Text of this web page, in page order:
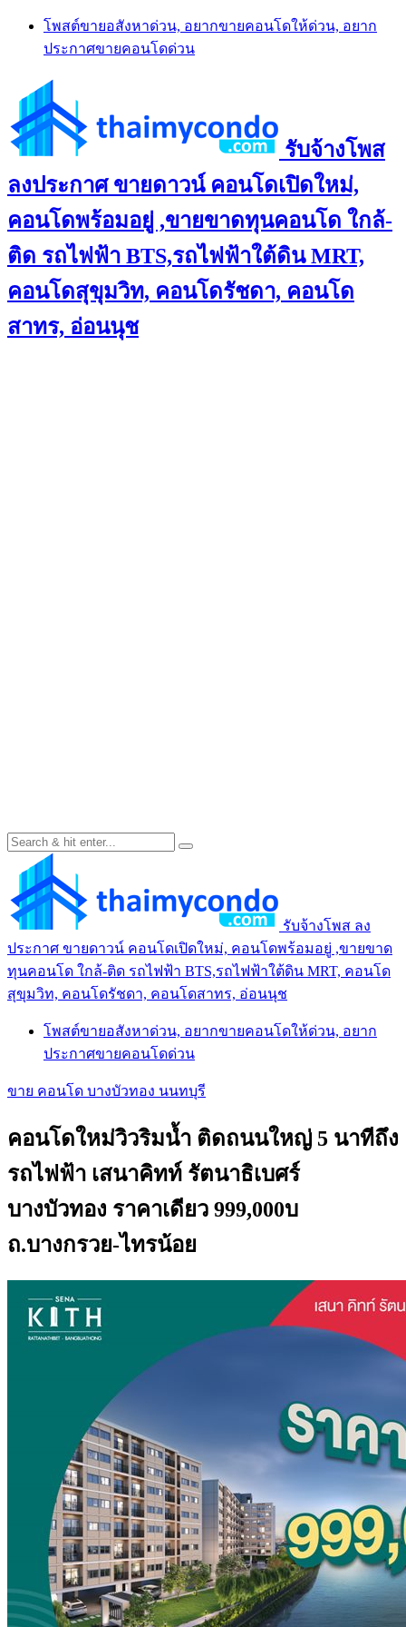
Skip
content
โพสต์ขายอสังหาด่วน, อยากขายคอนโดให้ด่วน, อยาก
ประกาศขายคอนโดด่วน
รับจ้างโพส
ลงประกาศ ขายดาวน์ คอนโดเปิดใหม่,
คอนโดพร้อมอยู่ ,ขายขาดทุนคอนโด ใกล้-
ติด รถไฟฟ้า BTS,รถไฟฟ้าใต้ดิน MRT,
คอนโดสุขุมวิท, คอนโดรัชดา, คอนโด
สาทร, อ่อนนุช
รับจ้างโพส ลง
ประกาศ ขายดาวน์ คอนโดเปิดใหม่, คอนโดพร้อมอยู่ ,ขายขาด
ทุนคอนโด ใกล้-ติด รถไฟฟ้า BTS,รถไฟฟ้าใต้ดิน MRT, คอนโด
สุขุมวิท, คอนโดรัชดา, คอนโดสาทร, อ่อนนุช
โพสต์ขายอสังหาด่วน, อยากขายคอนโดให้ด่วน, อยาก
ประกาศขายคอนโดด่วน
ขาย คอนโด บางบัวทอง นนทบุรี
คอนโดใหม่วิวริมน้ำ ติดถนนใหญ่ 5 นาทีถึง
รถไฟฟ้า เสนาคิทท์ รัตนาธิเบศร์
บางบัวทอง ราคาเดียว 999,000บ
ถ.บางกรวย-ไทรน้อย